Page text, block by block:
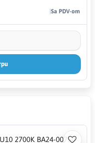
Sa PDV-om